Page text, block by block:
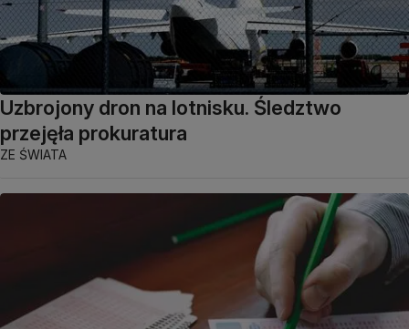
Uzbrojony dron na lotnisku. Śledztwo
przejęła prokuratura
ZE ŚWIATA